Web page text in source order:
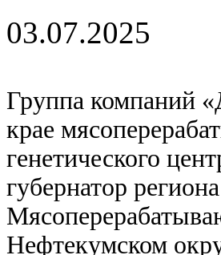
03.07.2025
Группа компаний
крае
генетического
губернатор
Нефтекумском